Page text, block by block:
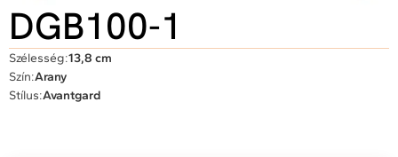
DGB100-1
Szélesség:13,8 cm
Szín:Arany
Stílus:Avantgard